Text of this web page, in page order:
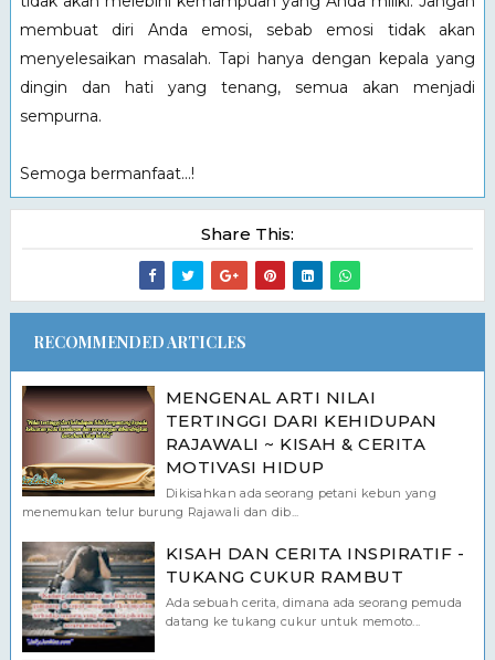
membuat diri Anda emosi, sebab emosi tidak akan
menyelesaikan masalah. Tapi hanya dengan kepala yang
dingin dan hati yang tenang, semua akan menjadi
sempurna.
Semoga bermanfaat...!
Share This:
RECOMMENDED ARTICLES
MENGENAL ARTI NILAI
TERTINGGI DARI KEHIDUPAN
RAJAWALI ~ KISAH & CERITA
MOTIVASI HIDUP
Dikisahkan ada seorang petani kebun yang
menemukan telur burung Rajawali dan dib...
KISAH DAN CERITA INSPIRATIF -
TUKANG CUKUR RAMBUT
Ada sebuah cerita, dimana ada seorang pemuda
datang ke tukang cukur untuk memoto...